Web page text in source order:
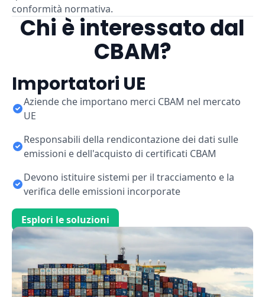
conformità normativa.
Chi è interessato dal
CBAM?
Importatori UE
Aziende che importano merci CBAM nel mercato
UE
Responsabili della rendicontazione dei dati sulle
emissioni e dell'acquisto di certificati CBAM
Devono istituire sistemi per il tracciamento e la
verifica delle emissioni incorporate
Esplori le soluzioni